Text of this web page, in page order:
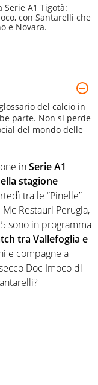
A1 Tigotà:
con Santarelli che
e Novara.
del calcio in
parte. Non si perde
del mondo delle
inSerie A1
stagione
tra le “Pinelle”
Restauri Perugia,
sono in programma
tra Vallefoglia e
e compagne a
Doc Imoco di